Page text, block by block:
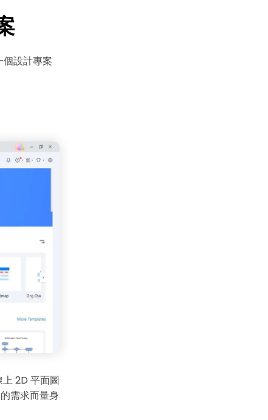
設計專案
2D 平面圖
需求而量身